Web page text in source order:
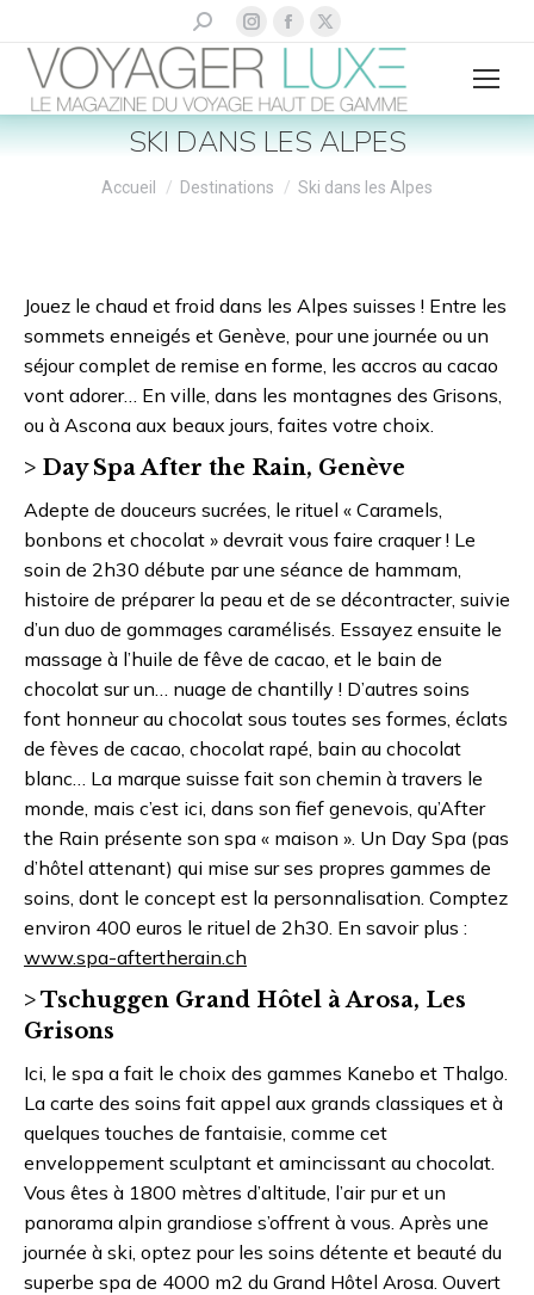
Recherche
page
Instagram
s'ouvre
dans
une
page
Facebook
s'ouvre
dans
une
page
X
s'ouvre
dans
SKI DANS LES ALPES
Vous êtes ici :
Accueil Destinations Ski dans les Alpes
Jouez le chaud et froid dans les Alpes suisses ! Entre les
sommets enneigés et Genève, pour une journée ou un
séjour complet de remise en forme, les accros au cacao
vont adorer… En ville, dans les montagnes des Grisons,
ou à Ascona aux beaux jours, faites votre choix.
> Day Spa After the Rain, Genève
Adepte de douceurs sucrées, le rituel « Caramels,
bonbons et chocolat » devrait vous faire craquer ! Le
soin de 2h30 débute par une séance de hammam,
histoire de préparer la peau et de se décontracter, suivie
d’un duo de gommages caramélisés. Essayez ensuite le
massage à l’huile de fêve de cacao, et le bain de
chocolat sur un… nuage de chantilly ! D’autres soins
font honneur au chocolat sous toutes ses formes, éclats
de fèves de cacao, chocolat rapé, bain au chocolat
blanc… La marque suisse fait son chemin à travers le
monde, mais c’est ici, dans son fief genevois, qu’After
the Rain présente son spa « maison ». Un Day Spa (pas
d’hôtel attenant) qui mise sur ses propres gammes de
soins, dont le concept est la personnalisation. Comptez
environ 400 euros le rituel de 2h30. En savoir plus :
www.spa-aftertherain.ch
> Tschuggen Grand Hôtel à Arosa, Les
Grisons
Ici, le spa a fait le choix des gammes Kanebo et Thalgo.
La carte des soins fait appel aux grands classiques et à
quelques touches de fantaisie, comme cet
enveloppement sculptant et amincissant au chocolat.
Vous êtes à 1800 mètres d’altitude, l’air pur et un
panorama alpin grandiose s’offrent à vous. Après une
journée à ski, optez pour les soins détente et beauté du
superbe spa de 4000 m2 du Grand Hôtel Arosa. Ouvert